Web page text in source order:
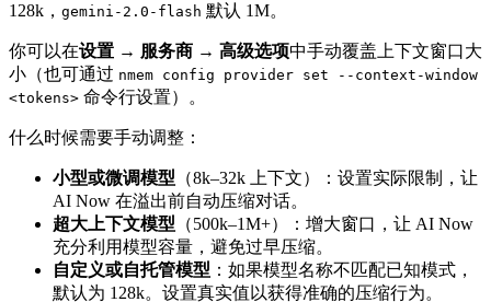
128k， gemini-2.0-flash 默认 1M。
你可以在设置 → 服务商 → 高级选项中手动覆盖上下文窗口大
小（也可通过 nmem config provider set --context-window
<tokens> 命令行设置）。
什么时候需要手动调整：
小型或微调模型 （8k–32k 上下文）：设置实际限制，让
AI Now 在溢出前自动压缩对话。
超大上下文模型 （500k–1M+）：增大窗口，让 AI Now
充分利用模型容量，避免过早压缩。
自定义或自托管模型 ：如果模型名称不匹配已知模式，
默认为 128k。设置真实值以获得准确的压缩行为。